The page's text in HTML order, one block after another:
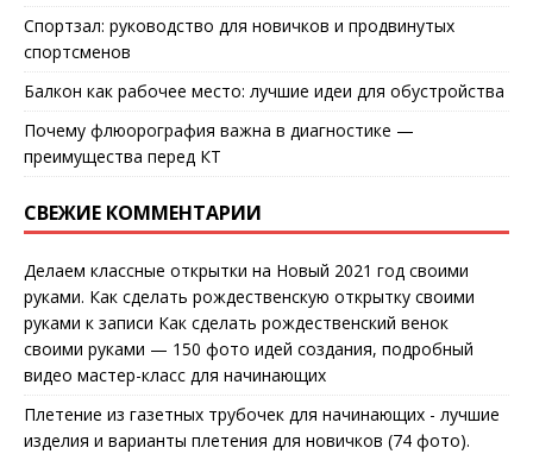
Спортзал: руководство для новичков и продвинутых
спортсменов
Балкон как рабочее место: лучшие идеи для обустройства
Почему флюорография важна в диагностике —
преимущества перед КТ
СВЕЖИЕ КОММЕНТАРИИ
Делаем классные открытки на Новый 2021 год своими
руками. Как сделать рождественскую открытку своими
руками к записи Как сделать рождественский венок
своими руками — 150 фото идей создания, подробный
видео мастер-класс для начинающих
Плетение из газетных трубочек для начинающих - лучшие
изделия и варианты плетения для новичков (74 фото).